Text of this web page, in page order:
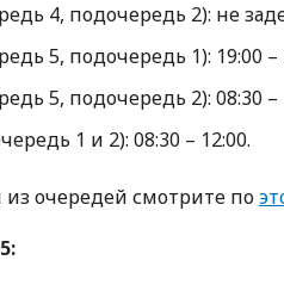
4, подочередь 2): не
5, подочередь 1): 19:00 –
5, подочередь 2): 08:30 –
1 и 2): 08:30 – 12:00.
очередей смотрите по